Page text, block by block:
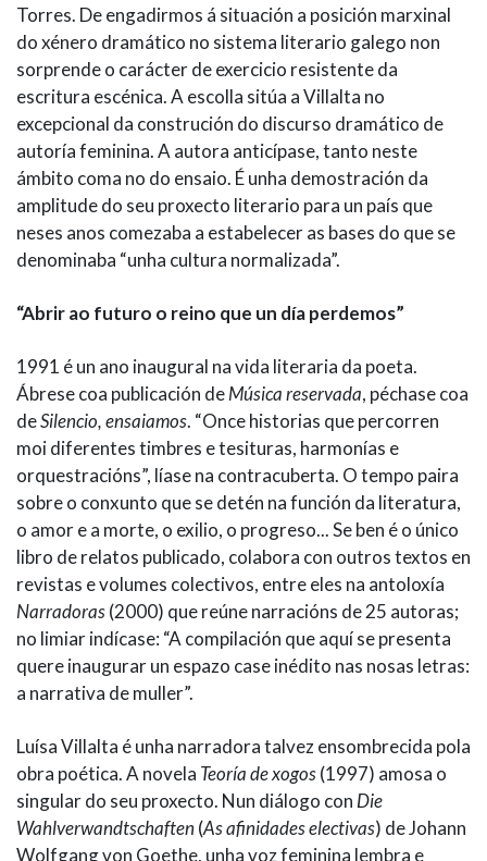
Torres. De engadirmos á situación a posición marxinal
do xénero dramático no sistema literario galego non
sorprende o carácter de exercicio resistente da
escritura escénica. A escolla sitúa a Villalta no
excepcional da construción do discurso dramático de
autoría feminina. A autora anticípase, tanto neste
ámbito coma no do ensaio. É unha demostración da
amplitude do seu proxecto literario para un país que
neses anos comezaba a estabelecer as bases do que se
denominaba “unha cultura normalizada”.
“Abrir ao futuro o reino que un día perdemos”
1991 é un ano inaugural na vida literaria da poeta.
Ábrese coa publicación deMúsica reservada, péchase coa
deSilencio, ensaiamos. “Once historias que percorren
moi diferentes timbres e tesituras, harmonías e
orquestracións”, líase na contracuberta. O tempo paira
sobre o conxunto que se detén na función da literatura,
o amor e a morte, o exilio, o progreso... Se ben é o único
libro de relatos publicado, colabora con outros textos en
revistas e volumes colectivos, entre eles na antoloxía
Narradoras(2000) que reúne narracións de 25 autoras;
no limiar indícase: “A compilación que aquí se presenta
quere inaugurar un espazo case inédito nas nosas letras:
a narrativa de muller”.
Luísa Villalta é unha narradora talvez ensombrecida pola
obra poética. A novela Teoría de xogos(1997) amosa o
singular do seu proxecto. Nun diálogo con Die
Wahlverwandtschaften(As afinidades electivas) de Johann
Wolfgang von Goethe, unha voz feminina lembra e